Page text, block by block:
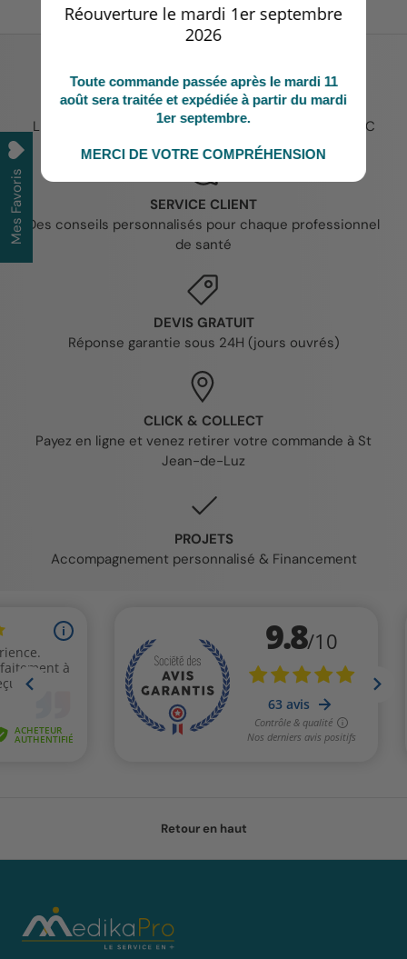
EXPEDITION 24H (produits en stock)
Livraison France métropolitaine offerte dès 149€ TTC
SERVICE CLIENT
Des conseils personnalisés pour chaque professionnel
de santé
DEVIS GRATUIT
Réponse garantie sous 24H (jours ouvrés)
CLICK & COLLECT
Payez en ligne et venez retirer votre commande à St
Jean-de-Luz
PROJETS
Accompagnement personnalisé & Financement
Retour en haut
Mes Favoris
Réouverture le mardi 1er septembre
2026
Toute commande passée après le mardi 11
août sera traitée et expédiée à partir du mardi
1er septembre.
MERCI DE VOTRE COMPRÉHENSION